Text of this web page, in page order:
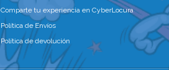
Comparte tu experiencia en CyberLocura
Política de Envíos
Política de devolución